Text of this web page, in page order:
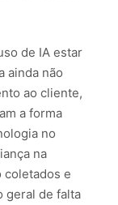
de IA estar
ainda não
ao cliente,
a forma
no
na
coletados e
geral de falta